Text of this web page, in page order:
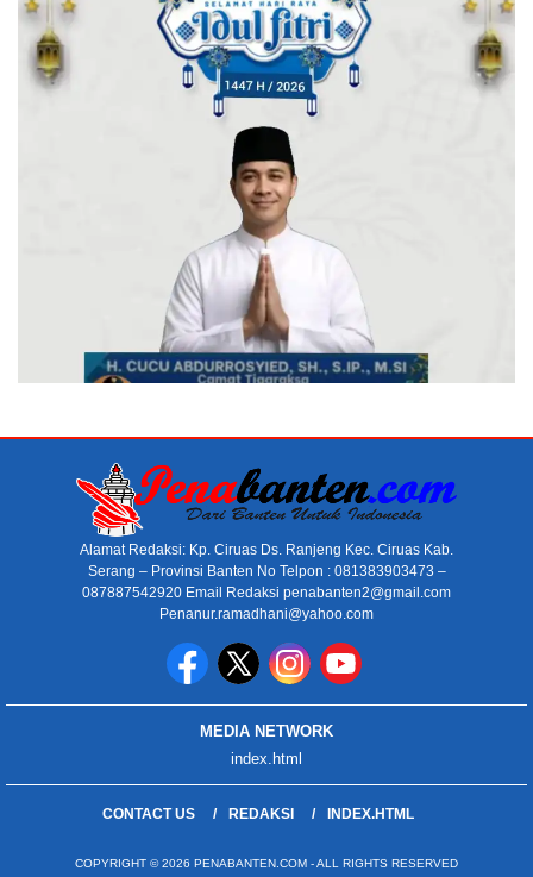
Alamat Redaksi: Kp. Ciruas Ds. Ranjeng Kec. Ciruas Kab.
Serang – Provinsi Banten No Telpon : 081383903473 –
087887542920 Email Redaksi penabanten2@gmail.com
Penanur.ramadhani@yahoo.com
MEDIA NETWORK
index.html
CONTACT US REDAKSI INDEX.HTML
COPYRIGHT © 2026 PENABANTEN.COM - ALL RIGHTS RESERVED